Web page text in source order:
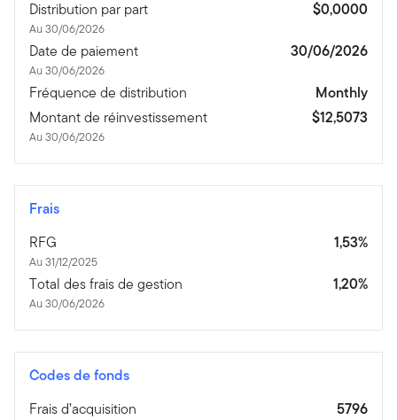
Distribution par part
Au 30/06/2026
$0,0000
Date de paiement
Au 30/06/2026
30/06/2026
Fréquence de distribution
Monthly
Montant de réinvestissement
Au 30/06/2026
$12,5073
Frais
RFG
Au 31/12/2025
1,53%
Total des frais de gestion
Au 30/06/2026
1,20%
Codes de fonds
Frais d’acquisition
5796